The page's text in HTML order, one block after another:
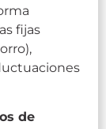
fijas
de